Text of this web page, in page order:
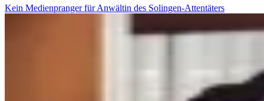
Kein Medienpranger für Anwältin des Solingen-Attentäters